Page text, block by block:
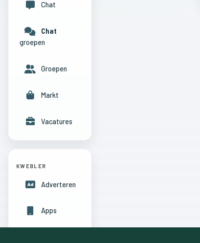
Chat
Chat
groepen
Groepen
Markt
Vacatures
KWEBLER
Adverteren
Apps